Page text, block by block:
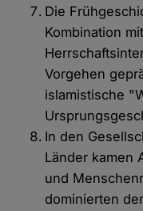
Die
Kombination
Vorgehen
islamistische
In den
Länder kamen
und
dominierten